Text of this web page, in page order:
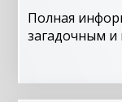
Полная
загадочным и